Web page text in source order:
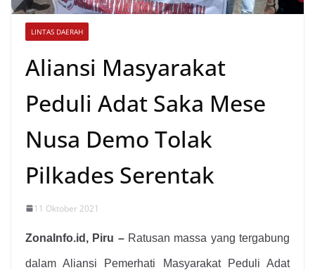
LINTAS DAERAH
Aliansi Masyarakat
Peduli Adat Saka Mese
Nusa Demo Tolak
Pilkades Serentak
11 Oktober 2021
ZonaInfo.id, Piru – Ratusan massa yang tergabung
dalam Aliansi Pemerhati Masyarakat Peduli Adat